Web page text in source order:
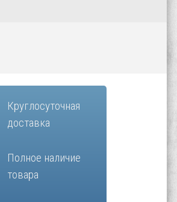
Круглосуточная
доставка
Полное наличие
товара